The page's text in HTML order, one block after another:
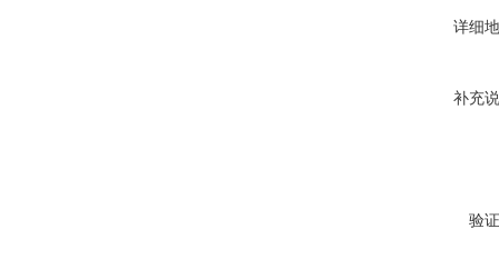
详细
补充
验